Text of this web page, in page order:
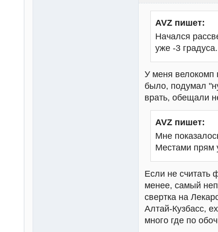
AVZ пишет:
Начался
уже -3 градуса.
У меня велокомп
было, подумал
врать, обещали
AVZ пишет:
Мне
Местами прям
Если не считать
менее, самый
свертка на
Алтай-Кузбасс,
много где по